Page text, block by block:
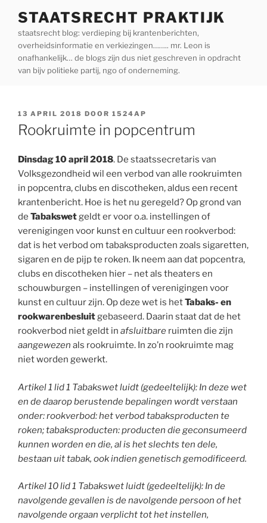
inhoud
STAATSRECHT PRAKTIJK
staatsrecht blog: verdieping bij krantenberichten,
overheidsinformatie en verkiezingen…….. mr. Leon is
onafhankelijk… de blogs zijn dus niet geschreven in opdracht
van bijv politieke partij, ngo of onderneming.
GEPLAATST
OP
13 APRIL 2018 DOOR 1524AP
Rookruimte in popcentrum
Dinsdag 10 april 2018. De staatssecretaris van
Volksgezondheid wil een verbod van alle rookruimten
in popcentra, clubs en discotheken, aldus een recent
krantenbericht. Hoe is het nu geregeld? Op grond van
de Tabakswetgeldt er voor o.a. instellingen of
verenigingen voor kunst en cultuur een rookverbod:
dat is het verbod om tabaksproducten zoals sigaretten,
sigaren en de pijp te roken. Ik neem aan dat popcentra,
clubs en discotheken hier – net als theaters en
schouwburgen – instellingen of verenigingen voor
kunst en cultuur zijn. Op deze wet is hetTabaks- en
rookwarenbesluitgebaseerd. Daarin staat dat de het
rookverbod niet geldt in afsluitbare ruimten die zijn
aangewezen als rookruimte. In zo’n rookruimte mag
niet worden gewerkt.
Artikel 1 lid 1 Tabakswet luidt (gedeeltelijk): In deze wet
en de daarop berustende bepalingen wordt verstaan
onder: rookverbod:het verbod tabaksproducten te
roken;tabaksproducten:producten die geconsumeerd
kunnen worden en die, al is het slechts ten dele,
bestaan uit tabak, ook indien genetisch gemodificeerd.
Artikel 10 lid 1 Tabakswet luidt (gedeeltelijk): In de
navolgende gevallen is de navolgende persoon of het
navolgende orgaan verplicht tot het instellen,